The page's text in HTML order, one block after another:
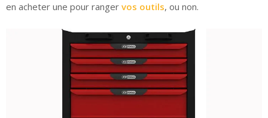
en acheter une pour ranger vos outils, ou non.